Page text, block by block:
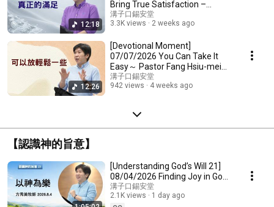
12:18
Bring True Satisfaction –
Pastor Fang Hsiu-mei (Christ...
溝子口錫安堂
3.3K views
2 weeks ago
12:26
[Devotional Moment]
07/07/2026 You Can Take It
Easy～ Pastor Fang Hsiu-mei
(Christian Gouzikou Zio...
溝子口錫安堂
942 views
4 weeks ago
【認識神的旨意】
[Understanding God’s Will 21]
08/04/2026 Finding Joy in God
– Pastor Fang Hsiu-mei
(Gouzikou Zion...
溝子口錫安堂
2.1K views
1 day ago